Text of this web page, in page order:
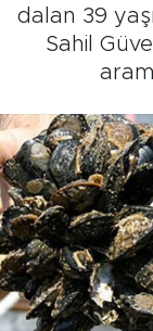
dalan 39
Sahil